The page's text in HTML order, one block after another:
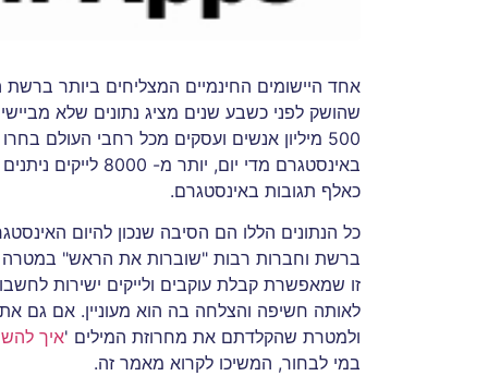
אחד היישומים החינמיים המצליחים ביותר ברשת
שהושק לפני כשבע שנים מציג נתונים שלא
500 מיליון אנשים ועסקים מכל רחבי העולם
באינסטגרם מדי
כאלף תגובות באינסטגרם.
כל הנתונים הללו הם הסיבה שנכון להיום
ברשת וחברות רבות "שוברות את הראש" במטרה
זו שמאפשרת קבלת עוקבים ולייקים ישירות
לאותה חשיפה והצלחה בה הוא מעוניין. אם גם
ולמטרת שהקלדתם את מחרוזת המילים 'איך
במי לבחור, המשיכו לקרוא מאמר זה.